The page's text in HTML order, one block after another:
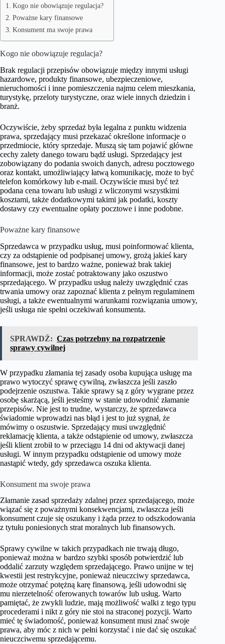
Kogo nie obowiązuje regulacja?
Poważne kary finansowe
Konsument ma swoje prawa
Kogo nie obowiązuje regulacja?
Brak regulacji przepisów obowiązuje między innymi usługi
hazardowe, produkty finansowe, ubezpieczeniowe,
nieruchomości i inne pomieszczenia najmu celem mieszkania,
turystykę, przeloty turystyczne, oraz wiele innych dziedzin i
branż.
Oczywiście, żeby sprzedaż była legalna z punktu widzenia
prawa, sprzedający musi przekazać określone informacje o
przedmiocie, który sprzedaje. Muszą się tam pojawić główne
cechy zalety danego towaru bądź usługi. Sprzedający jest
zobowiązany do podania swoich danych, adresu pocztowego
oraz kontakt, umożliwiający łatwą komunikację, może to być
telefon komórkowy lub e-mail. Oczywiście musi być też
podana cena towaru lub usługi z wliczonymi wszystkimi
kosztami, także dodatkowymi takimi jak podatki, koszty
dostawy czy ewentualne opłaty pocztowe i inne podobne.
Poważne kary finansowe
Sprzedawca w przypadku usług, musi poinformować klienta,
czy za odstąpienie od podpisanej umowy, grożą jakieś kary
finansowe, jest to bardzo ważne, ponieważ brak takiej
informacji, może zostać potraktowany jako oszustwo
sprzedającego. W przypadku usług należy uwzględnić czas
trwania umowy oraz zapoznać klienta z pełnym regulaminem
usługi, a także ewentualnymi warunkami rozwiązania umowy,
jeśli usługa nie spełni oczekiwań konsumenta.
SPRAWDŹ: Czas potrzebny na rozpatrzenie
sprawy cywilnej
W przypadku złamania tej zasady osoba kupująca usługę ma
prawo wytoczyć sprawę cywilną, zwłaszcza jeśli zaszło
podejrzenie oszustwa. Takie sprawy są z góry wygrane przez
osobę skarżącą, jeśli jesteśmy w stanie udowodnić złamanie
przepisów. Nie jest to trudne, wystarczy, że sprzedawca
świadomie wprowadzi nas błąd i jest to już sygnał, że
mówimy o oszustwie. Sprzedający musi uwzględnić
reklamację klienta, a także odstąpienie od umowy, zwłaszcza
jeśli klient zrobił to w przeciągu 14 dni od aktywacji danej
usługi. W innym przypadku odstąpienie od umowy może
nastąpić wtedy, gdy sprzedawca oszuka klienta.
Konsument ma swoje prawa
Złamanie zasad sprzedaży zdalnej przez sprzedającego, może
wiązać się z poważnymi konsekwencjami, zwłaszcza jeśli
konsument czuje się oszukany i żąda przez to odszkodowania
z tytułu poniesionych strat moralnych lub finansowych.
Sprawy cywilne w takich przypadkach nie trwają długo,
ponieważ można w bardzo szybki sposób potwierdzić lub
oddalić zarzuty względem sprzedającego. Prawo unijne w tej
kwestii jest restrykcyjne, ponieważ nieuczciwy sprzedawca,
może otrzymać potężną karę finansową, jeśli udowodni się
mu nierzetelność oferowanych towarów lub usług. Warto
pamiętać, że zwykli ludzie, mają możliwość walki z tego typu
procederami i nikt z góry nie stoi na straconej pozycji. Warto
mieć tę świadomość, ponieważ konsument musi znać swoje
prawa, aby móc z nich w pełni korzystać i nie dać się oszukać
nieuczciwemu sprzedającemu.